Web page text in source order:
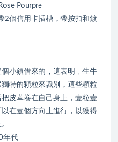
Pourpre
2個信用卡插槽，帶按扣和鍍
小鎮借來的，這表明，生牛
特的顆粒來識別，這些顆粒
皮革卷在自己身上，壹粒壹
在壹個方向上進行，以獲得
年代